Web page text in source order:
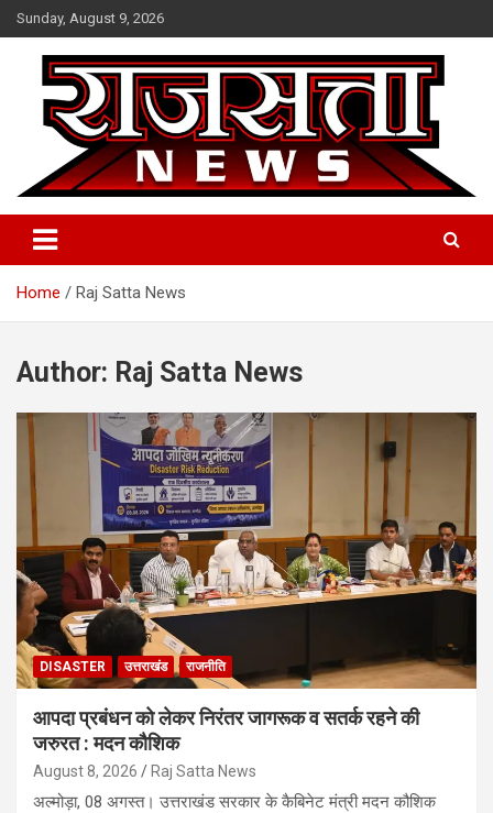
Skip
to
content
Sunday, August 9, 2026
Raj Satta News
Home Raj Satta News
Author: Raj Satta News
DISASTER उत्तराखंड राजनीति
आपदा प्रबंधन को लेकर निरंतर जागरूक व सतर्क रहने की
जरुरत : मदन कौशिक
August 8, 2026 Raj Satta News
अल्मोड़ा, 08 अगस्त। उत्तराखंड सरकार के कैबिनेट मंत्री मदन कौशिक